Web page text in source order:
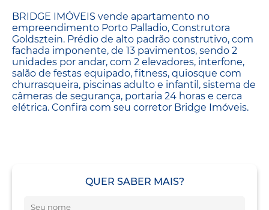
BRIDGE IMÓVEIS vende apartamento no
empreendimento Porto Palladio, Construtora
Goldsztein. Prédio de alto padrão construtivo, com
fachada imponente, de 13 pavimentos, sendo 2
unidades por andar, com 2 elevadores, interfone,
salão de festas equipado, fitness, quiosque com
churrasqueira, piscinas adulto e infantil, sistema de
câmeras de segurança, portaria 24 horas e cerca
elétrica. Confira com seu corretor Bridge Imóveis.
QUER SABER MAIS?